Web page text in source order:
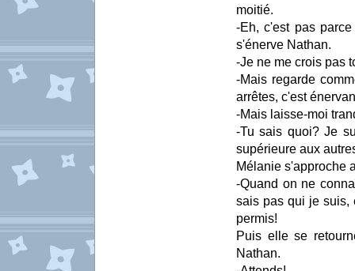
moitié.
-Eh, c'est pas
s'énerve Nathan.
-Je ne me crois pas
-Mais regarde
arrêtes, c'est
-Mais laisse-moi
-Tu sais quoi? Je
supérieure aux
Mélanie s'approche
-Quand on ne
sais pas qui je suis,
permis!
Puis elle se
Nathan.